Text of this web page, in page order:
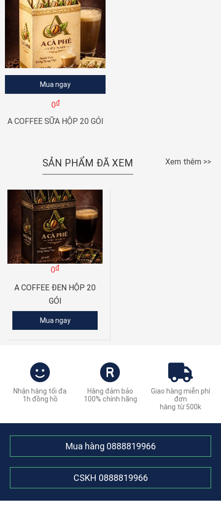
Mua ngay
0đ
A COFFEE SỮA HỘP 20 GÓI
SẢN PHẨM ĐÃ XEM Xem thêm >>
0đ
A COFFEE ĐEN HỘP 20
GÓI
Mua ngay
Nhận hàng tối đa
1h đồng hồ
Hàng đảm bảo
100% chính hãng
Giao hàng miễn phí
đơn
hàng từ 500k
Mua hàng 0888819966
CSKH 0888819966